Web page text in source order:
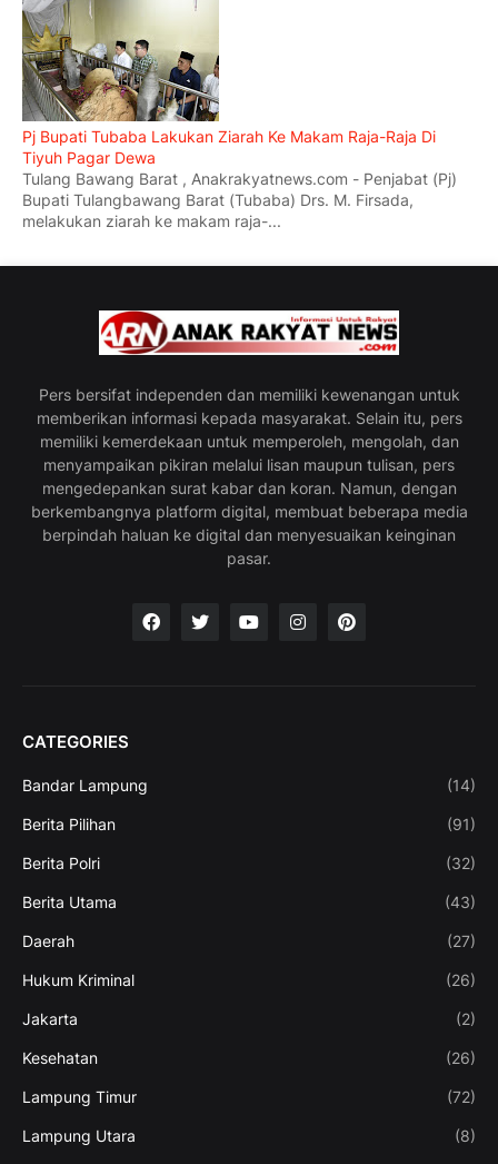
Pj Bupati Tubaba Lakukan Ziarah Ke Makam Raja-Raja Di
Tiyuh Pagar Dewa
Tulang Bawang Barat , Anakrakyatnews.com - Penjabat (Pj)
Bupati Tulangbawang Barat (Tubaba) Drs. M. Firsada,
melakukan ziarah ke makam raja-...
Pers bersifat independen dan memiliki kewenangan untuk
memberikan informasi kepada masyarakat. Selain itu, pers
memiliki kemerdekaan untuk memperoleh, mengolah, dan
menyampaikan pikiran melalui lisan maupun tulisan, pers
mengedepankan surat kabar dan koran. Namun, dengan
berkembangnya platform digital, membuat beberapa media
berpindah haluan ke digital dan menyesuaikan keinginan
pasar.
CATEGORIES
Bandar Lampung (14)
Berita Pilihan (91)
Berita Polri (32)
Berita Utama (43)
Daerah (27)
Hukum Kriminal (26)
Jakarta (2)
Kesehatan (26)
Lampung Timur (72)
Lampung Utara (8)